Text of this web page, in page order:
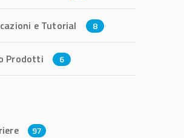
e Tutorial 8
Prodotti 6
97